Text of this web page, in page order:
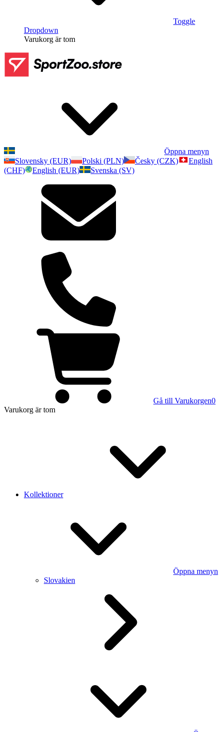
Toggle
Dropdown
Varukorg är tom
Öppna menyn
Slovensky (EUR)
Polski (PLN) Česky (CZK)
English
(CHF)
English (EUR) Svenska (SV)
Gå till Varukorgen0
Varukorg är tom
Kollektioner
Öppna menyn
Slovakien